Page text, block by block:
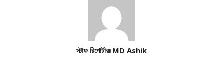
স্টাফ রিপোর্টারঃ MD Ashik